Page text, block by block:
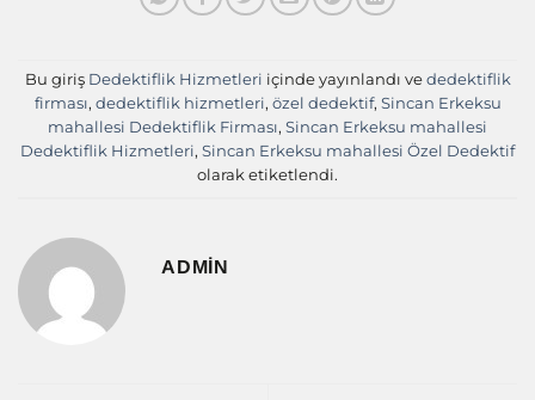
Bu giriş Dedektiflik Hizmetleri içinde yayınlandı ve dedektiflik
firması, dedektiflik hizmetleri, özel dedektif, Sincan Erkeksu
mahallesi Dedektiflik Firması, Sincan Erkeksu mahallesi
Dedektiflik Hizmetleri, Sincan Erkeksu mahallesi Özel Dedektif
olarak etiketlendi.
ADMIN